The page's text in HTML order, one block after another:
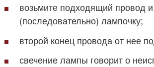
возьмите подходящий провод
(последовательно) лампочку;
второй конец провода от нее
свечение лампы говорит о